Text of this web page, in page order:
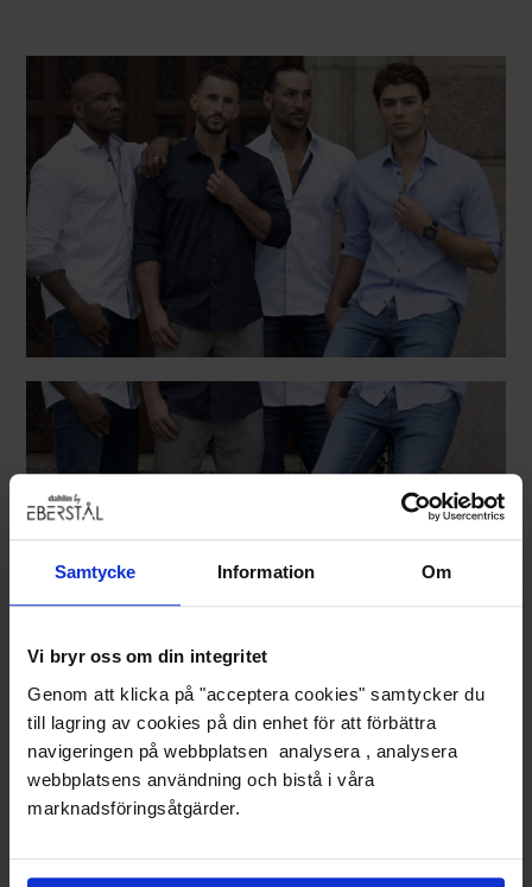
Samtycke Information Om
Vi bryr oss om din integritet
Genom att klicka på "acceptera cookies" samtycker du
till lagring av cookies på din enhet för att förbättra
navigeringen på webbplatsen analysera , analysera
webbplatsens användning och bistå i våra
marknadsföringsåtgärder.
VÄLJ SORTIMENT / INSPIRATION